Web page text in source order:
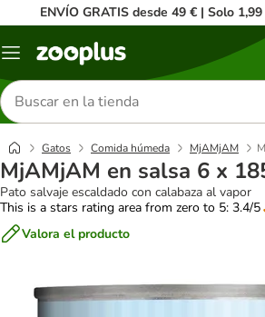
ENVÍO GRATIS desde 49 € | Solo
Menú
Buscar
productos
Gatos Comida húmeda MjAMjAM
MjAMjAM en salsa 6 x
Pato salvaje escaldado con calabaza al vapor
This is a stars rating area from zero to 5: 3.4/5
Valora el producto